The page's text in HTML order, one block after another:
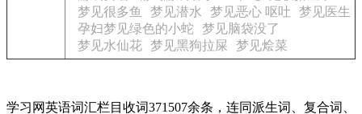
梦见很多鱼
梦见潜水 梦见恶心 呕吐
梦见医生
孕妇梦见绿色的小蛇
梦见脑袋没了
梦见水仙花
梦见黑狗拉屎 梦见烩菜
学习网英语词汇栏目收词371507余条，连同派生词、复合词、